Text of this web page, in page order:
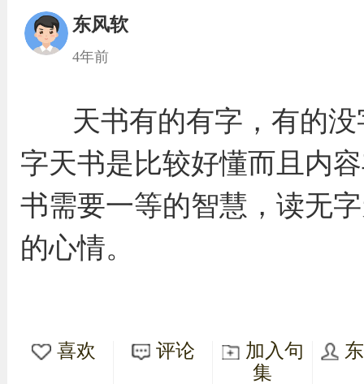
东风软
4年前
天书有的有字，有的
字天书是比较好懂而且内
书需要一等的智慧，读无
的心情。
喜欢 评论
加入句
集